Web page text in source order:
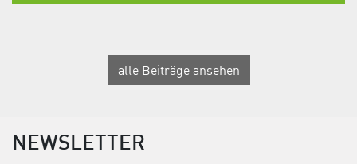
alle Beiträge ansehen
NEWSLETTER